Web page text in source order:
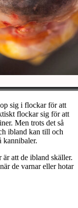
sig i flockar för att
flockar sig för att
Men trots det så
ibland kan till och
kannibaler.
är att de ibland skäller.
de varnar eller hotar